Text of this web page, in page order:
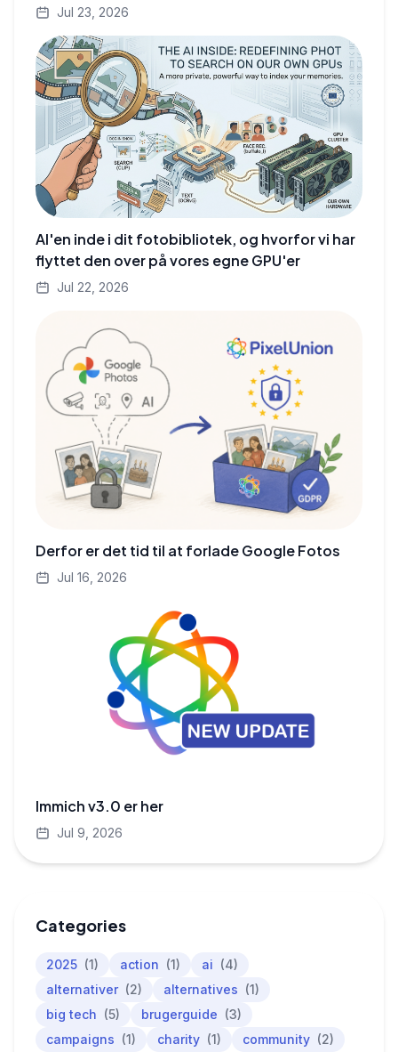
Jul 23, 2026
AI'en inde i dit fotobibliotek, og hvorfor vi har
flyttet den over på vores egne GPU'er
Jul 22, 2026
Derfor er det tid til at forlade Google Fotos
Jul 16, 2026
Immich v3.0 er her
Jul 9, 2026
Categories
2025 (1) action (1) ai (4)
alternativer (2) alternatives (1)
big tech (5) brugerguide (3)
campaigns (1) charity (1) community (2)